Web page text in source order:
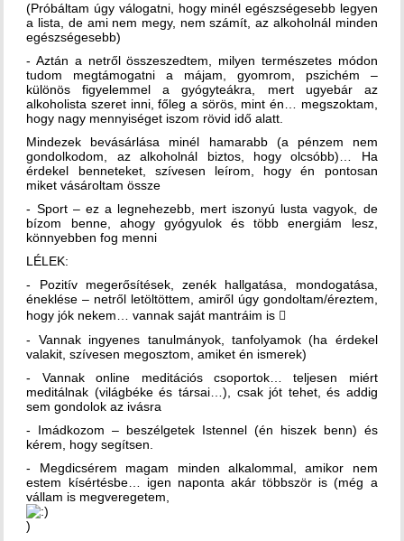
(Próbáltam úgy válogatni, hogy minél egészségesebb legyen
a lista, de ami nem megy, nem számít, az alkoholnál minden
egészségesebb)
- Aztán a netről összeszedtem, milyen természetes módon
tudom megtámogatni a májam, gyomrom, pszichém –
különös figyelemmel a gyógyteákra, mert ugyebár az
alkoholista szeret inni, főleg a sörös, mint én… megszoktam,
hogy nagy mennyiséget iszom rövid idő alatt.
Mindezek bevásárlása minél hamarabb (a pénzem nem
gondolkodom, az alkoholnál biztos, hogy olcsóbb)… Ha
érdekel benneteket, szívesen leírom, hogy én pontosan
miket vásároltam össze
- Sport – ez a legnehezebb, mert iszonyú lusta vagyok, de
bízom benne, ahogy gyógyulok és több energiám lesz,
könnyebben fog menni
LÉLEK:
- Pozitív megerősítések, zenék hallgatása, mondogatása,
éneklése – netről letöltöttem, amiről úgy gondoltam/éreztem,
hogy jók nekem… vannak saját mantráim is 
- Vannak ingyenes tanulmányok, tanfolyamok (ha érdekel
valakit, szívesen megosztom, amiket én ismerek)
- Vannak online meditációs csoportok… teljesen miért
meditálnak (világbéke és társai…), csak jót tehet, és addig
sem gondolok az ivásra
- Imádkozom – beszélgetek Istennel (én hiszek benn) és
kérem, hogy segítsen.
- Megdicsérem magam minden alkalommal, amikor nem
estem kísértésbe… igen naponta akár többször is (még a
vállam is megveregetem,
)